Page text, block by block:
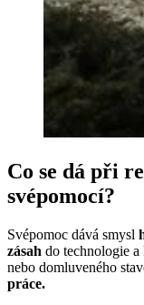
Co se dá při
svépomocí?
Svépomoc dává smysl
zásah do technologie
nebo domluveného
práce.